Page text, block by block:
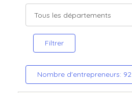
Nombre d'entrepreneurs: 92